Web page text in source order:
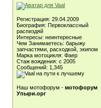
Регистрация: 29.04.2009
Биография: Первоклассный
распиздяй
Интересы: неинтересные
Чем Занимаетесь: барыжу
запчастями, расходкой, экипом
Марка мотоцикля: Фаер
Стаж вождения: с 2005
Сообщений: 1,345
Наш мотофорум - мотофорум
Упыри.орг